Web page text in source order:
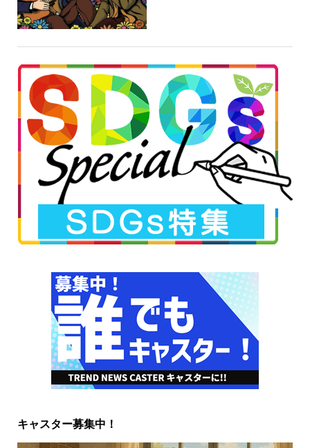
キャスター募集中！